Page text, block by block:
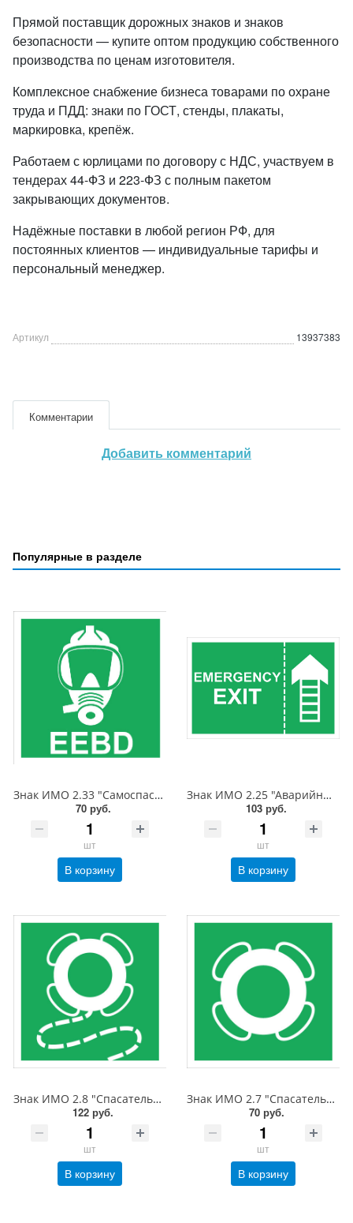
Прямой поставщик дорожных знаков и знаков
безопасности — купите оптом продукцию собственного
производства по ценам изготовителя.
Комплексное снабжение бизнеса товарами по охране
труда и ПДД: знаки по ГОСТ, стенды, плакаты,
маркировка, крепёж.
Работаем с юрлицами по договору с НДС, участвуем в
тендерах 44-ФЗ и 223-ФЗ с полным пакетом
закрывающих документов.
Надёжные поставки в любой регион РФ, для
постоянных клиентов — индивидуальные тарифы и
персональный менеджер.
Артикул 13937383
Комментарии
Добавить комментарий
Популярные в разделе
Знак ИМО 2.33 "Самоспасатель", 150x150 мм, фотолюм, пленка
70 руб.
шт
В корзину
Знак ИМО 2.25 "Аварийный выход", 150x225 мм, фотолюм, пленка
103 руб.
шт
В корзину
Знак ИМО 2.8 "Спасательный круг с линем", 200x200 мм, фотолюм, пленка
122 руб.
шт
В корзину
Знак ИМО 2.7 "Спасательный круг", 150x150 мм, фотолюм, пленка
70 руб.
шт
В корзину